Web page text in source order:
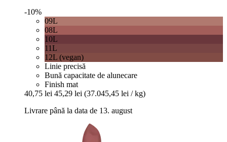
-10%
09L
08L
10L
11L
12L (vegan)
Linie precisă
Bună capacitate de alunecare
Finish mat
40,75 lei 45,29 lei (37.045,45 lei / kg)
Livrare până la data de 13. august